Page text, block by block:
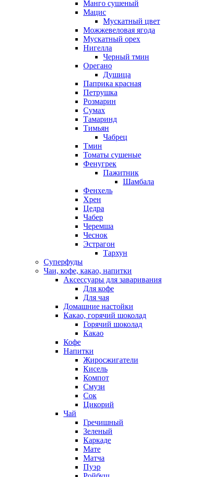
Манго сушеный
Мацис
Мускатный цвет
Можжевеловая ягода
Мускатный орех
Нигелла
Черный тмин
Орегано
Душица
Паприка красная
Петрушка
Розмарин
Сумах
Тамаринд
Тимьян
Чабрец
Тмин
Томаты сушеные
Фенугрек
Пажитник
Шамбала
Фенхель
Хрен
Цедра
Чабер
Черемша
Чеснок
Эстрагон
Тархун
Суперфуды
Чаи, кофе, какао, напитки
Аксессуары для заваривания
Для кофе
Для чая
Домашние настойки
Какао, горячий шоколад
Горячий шоколад
Какао
Кофе
Напитки
Жиросжигатели
Кисель
Компот
Смузи
Сок
Цикорий
Чай
Гречишный
Зеленый
Каркаде
Мате
Матча
Пуэр